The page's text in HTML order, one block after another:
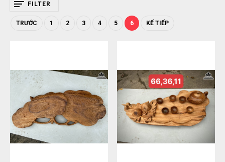
đặc trưng, vậy khay trà có ý nghĩa như thế nào? Gỗ
FILTER
TRƯỚC 1 2 3 4 5 6 KẾ TIẾP